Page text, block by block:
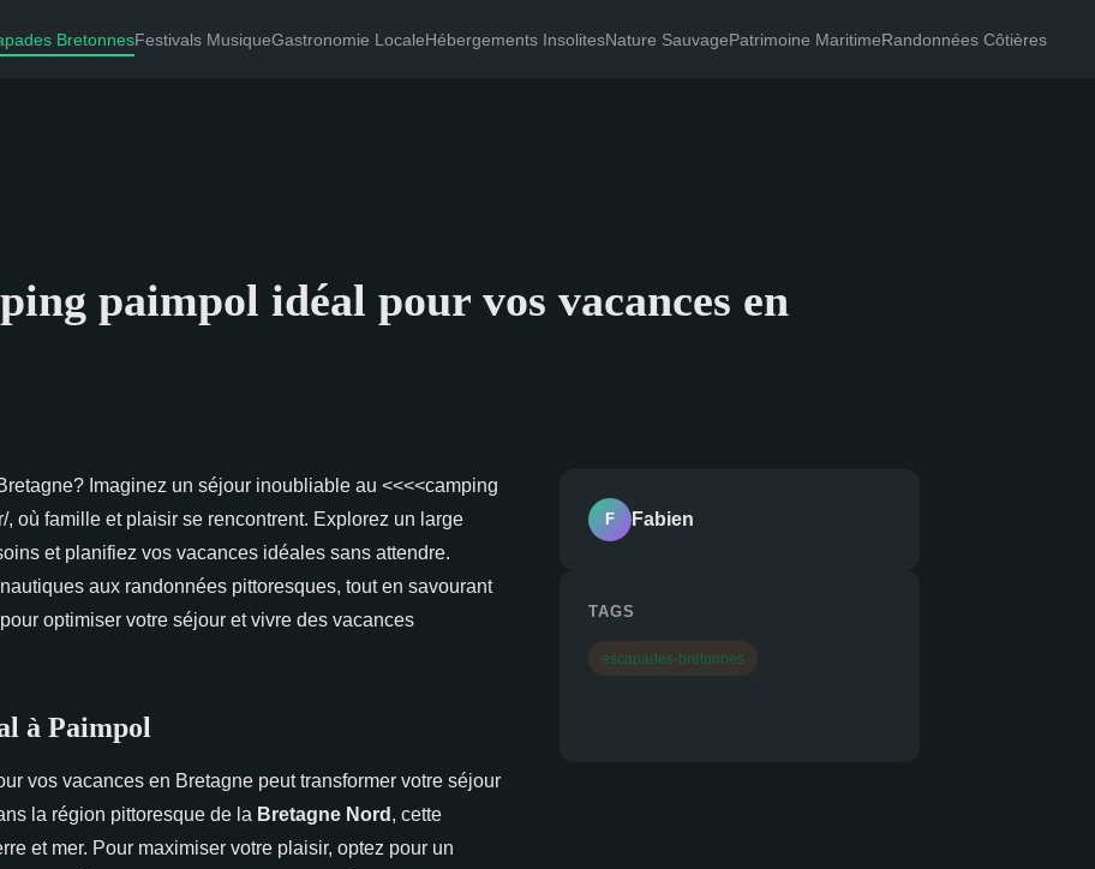
BretonnesFestivals MusiqueGastronomie LocaleHébergements InsolitesNature SauvagePatrimoine MaritimeRandonnées Côtières
paimpol idéal pour vos vacances en
Imaginez un séjour inoubliable au <<<<camping
où famille et plaisir se rencontrent. Explorez un large
et planifiez vos vacances idéales sans attendre.
aux randonnées pittoresques, tout en savourant
optimiser votre séjour et vivre des vacances
à Paimpol
vos vacances en Bretagne peut transformer votre séjour
la région pittoresque de la Bretagne Nord , cette
et mer. Pour maximiser votre plaisir, optez pour un
F Fabien
TAGS
escapades-bretonnes